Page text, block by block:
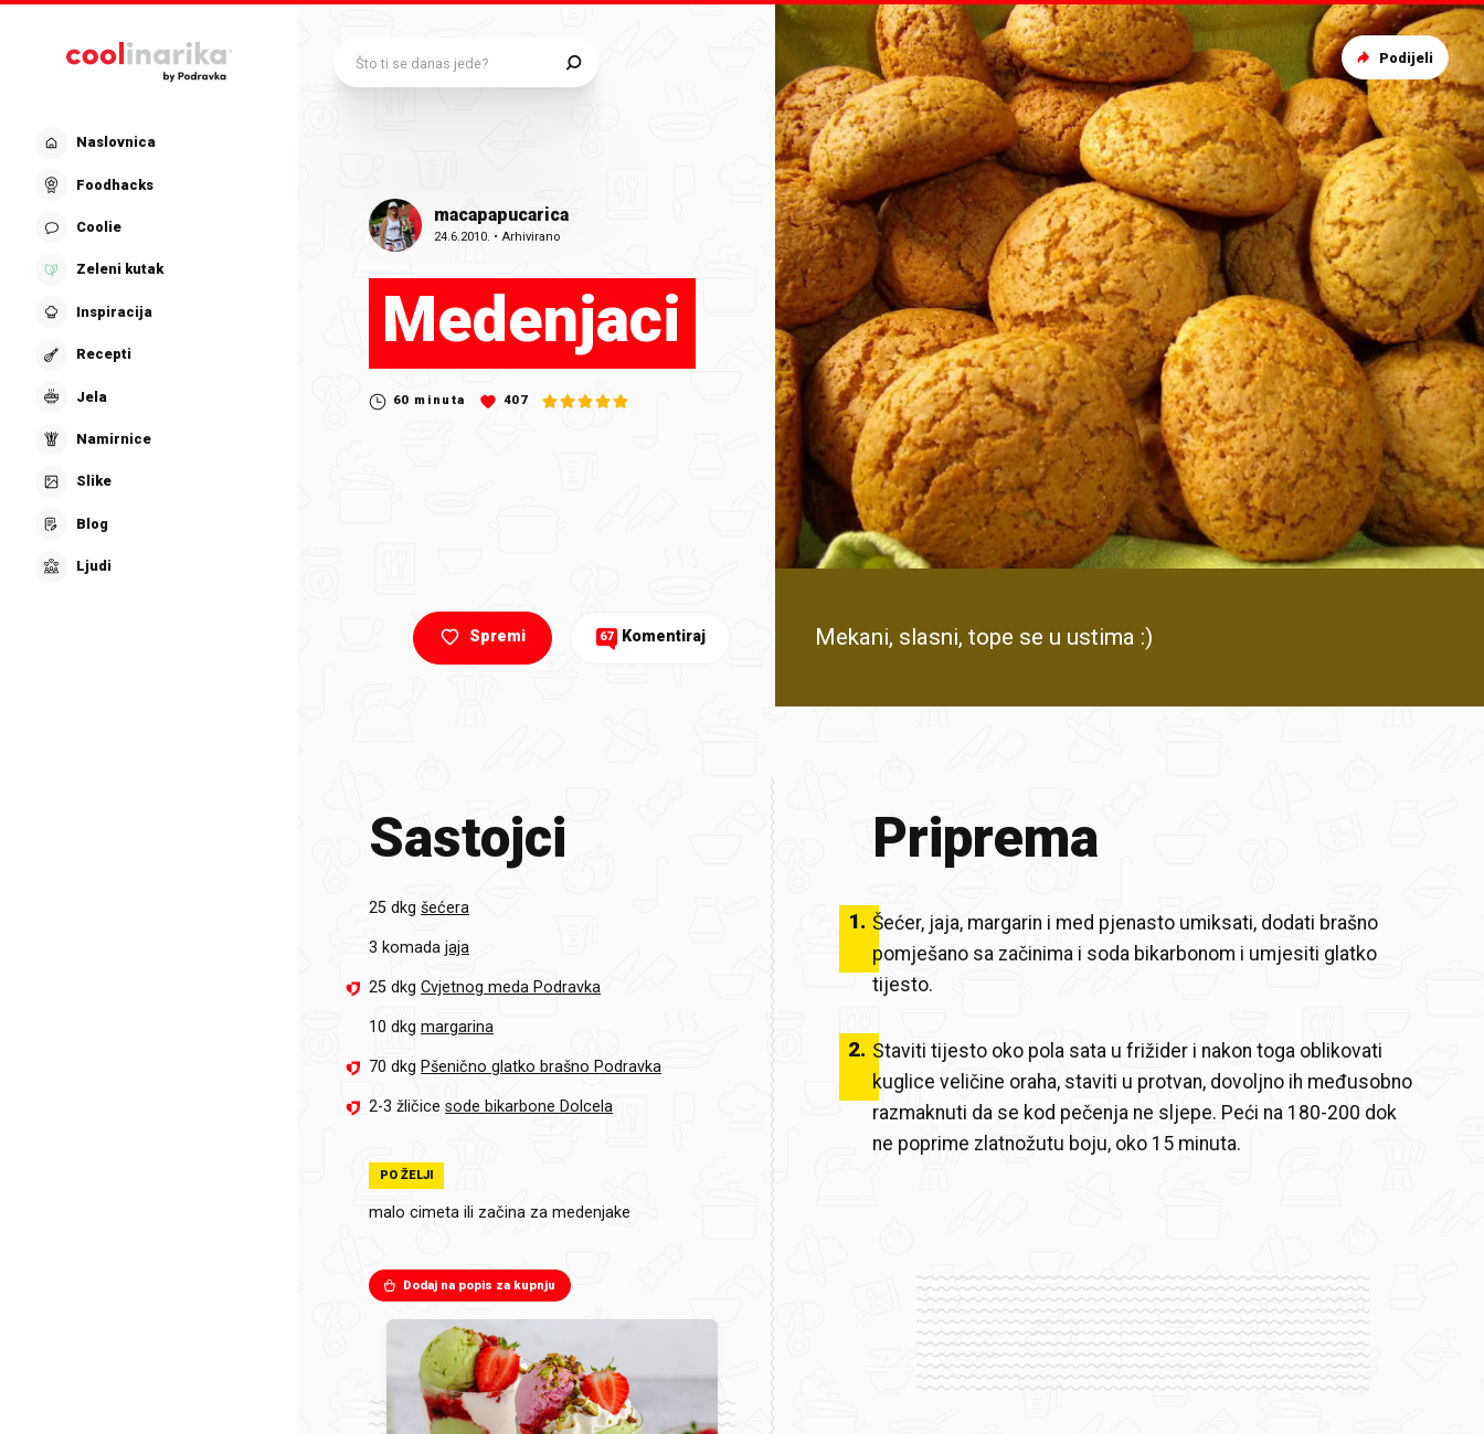
Naslovnica
Foodhacks
Coolie
Zeleni kutak
Inspiracija
Recepti
Jela
Namirnice
Slike
Blog
Ljudi
macapapucarica
24.6.2010. •Arhivirano
Medenjaci
60 minuta 407
Mekani, slasni, tope se u ustima :)
Spremi 67 Komentiraj
Podijeli
Sastojci
25 dkg šećera
3 komada jaja
25 dkg Cvjetnog meda Podravka
10 dkg margarina
70 dkg Pšenično glatko brašno Podravka
2-3 žličice sode bikarbone Dolcela
PO ŽELJI
malo cimeta ili začina za medenjake
Dodaj na popis za kupnju
Priprema
1. Šećer, jaja, margarin i med pjenasto umiksati, dodati brašno
pomješano sa začinima i soda bikarbonom i umjesiti glatko
tijesto.
2. Staviti tijesto oko pola sata u frižider i nakon toga oblikovati
kuglice veličine oraha, staviti u protvan, dovoljno ih međusobno
razmaknuti da se kod pečenja ne sljepe. Peći na 180-200 dok
ne poprime zlatnožutu boju, oko 15 minuta.
Što ti se danas jede?